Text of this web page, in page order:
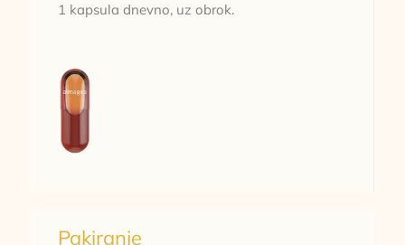
1 kapsula dnevno, uz obrok.
Pakiranje